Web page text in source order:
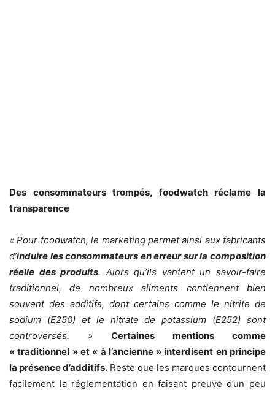
Des consommateurs trompés, foodwatch réclame la
transparence
« Pour foodwatch, le marketing permet ainsi aux fabricants
d’induire les consommateurs en erreur sur la composition
réelle des produits. Alors qu’ils vantent un savoir-faire
traditionnel, de nombreux aliments contiennent bien
souvent des additifs, dont certains comme le nitrite de
sodium (E250) et le nitrate de potassium (E252) sont
controversés. » Certaines mentions comme
« traditionnel » et « à l’ancienne » interdisent en principe
la présence d’additifs. Reste que les marques contournent
facilement la réglementation en faisant preuve d’un peu